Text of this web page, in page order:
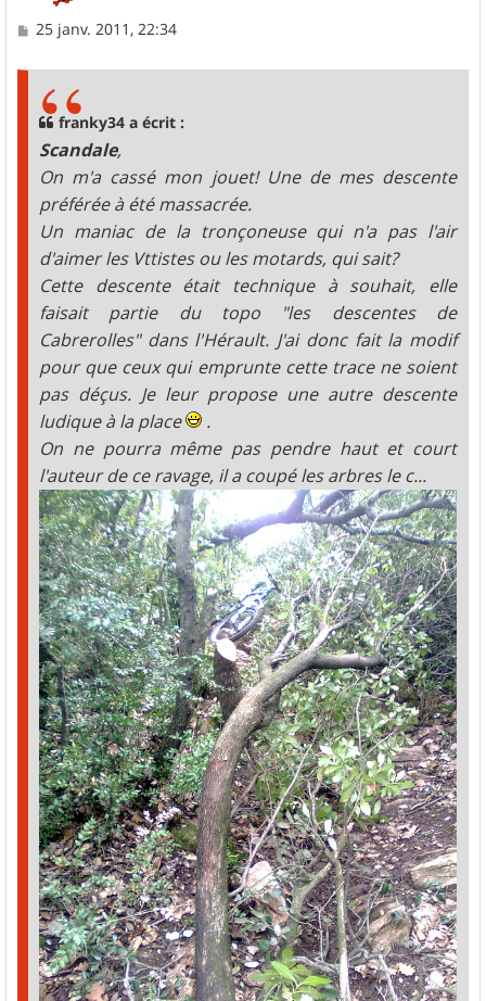
M
25 janv. 2011, 22:34
franky34 a écrit :
Scandale,
On m'a cassé mon jouet! Une de mes descente
préférée à été massacrée.
Un maniac de la tronçoneuse qui n'a pas l'air
d'aimer les Vttistes ou les motards, qui sait?
Cette descente était technique à souhait, elle
faisait partie du topo "les descentes de
Cabrerolles" dans l'Hérault. J'ai donc fait la modif
pour que ceux qui emprunte cette trace ne soient
pas déçus. Je leur propose une autre descente
ludique à la place
.
On ne pourra même pas pendre haut et court
l'auteur de ce ravage, il a coupé les arbres le c...